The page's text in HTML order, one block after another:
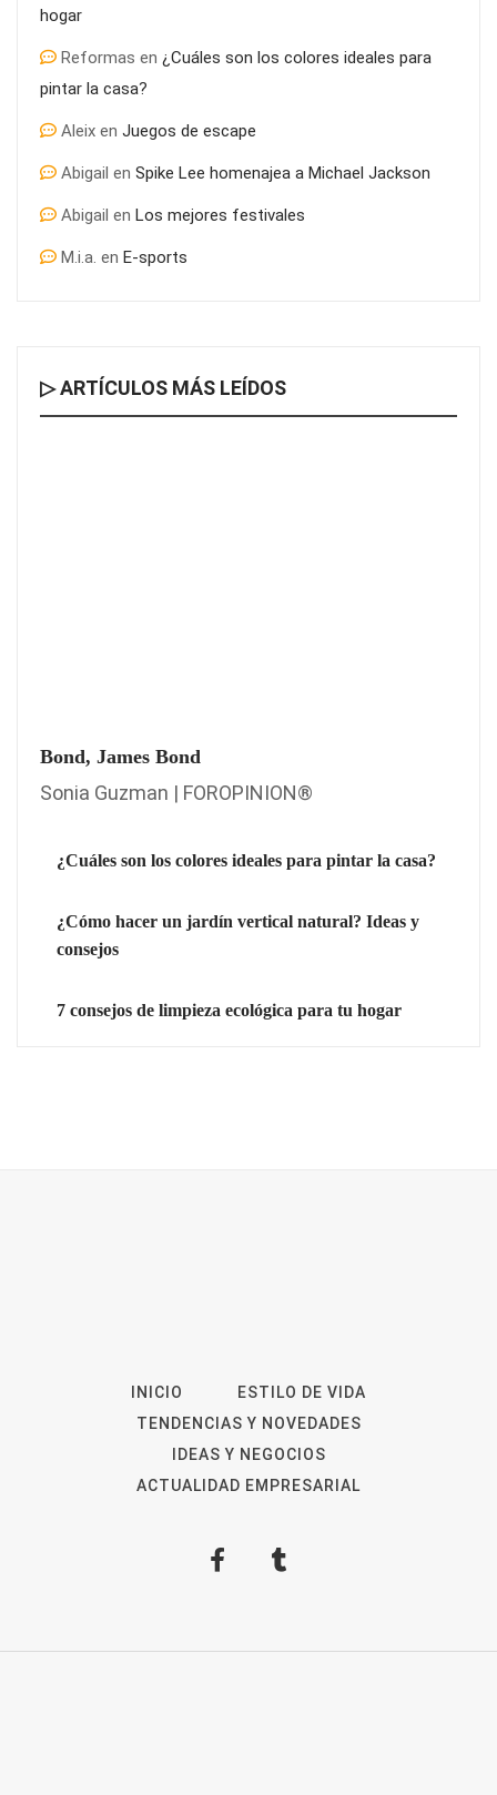
para la compra de piso?
hogar
Reformas en ¿Cuáles son los colores ideales para
pintar la casa?
Aleix en Juegos de escape
Abigail en Spike Lee homenajea a Michael Jackson
Abigail en Los mejores festivales
M.i.a. en E-sports
▷ ARTÍCULOS MÁS LEÍDOS
Bond, James Bond
Sonia Guzman | FOROPINION®
¿Cuáles son los colores ideales para pintar la casa?
¿Cómo hacer un jardín vertical natural? Ideas y
consejos
7 consejos de limpieza ecológica para tu hogar
INICIO
ESTILO DE VIDA
TENDENCIAS Y NOVEDADES
IDEAS Y NEGOCIOS
ACTUALIDAD EMPRESARIAL